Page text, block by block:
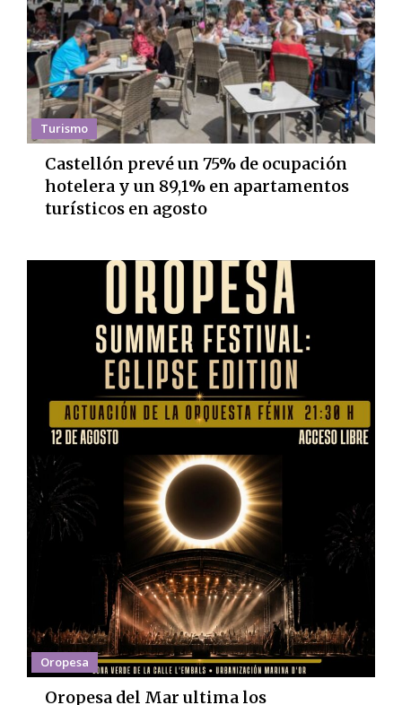
Turismo
Castellón prevé un 75% de ocupación
hotelera y un 89,1% en apartamentos
turísticos en agosto
Oropesa
Oropesa del Mar ultima los